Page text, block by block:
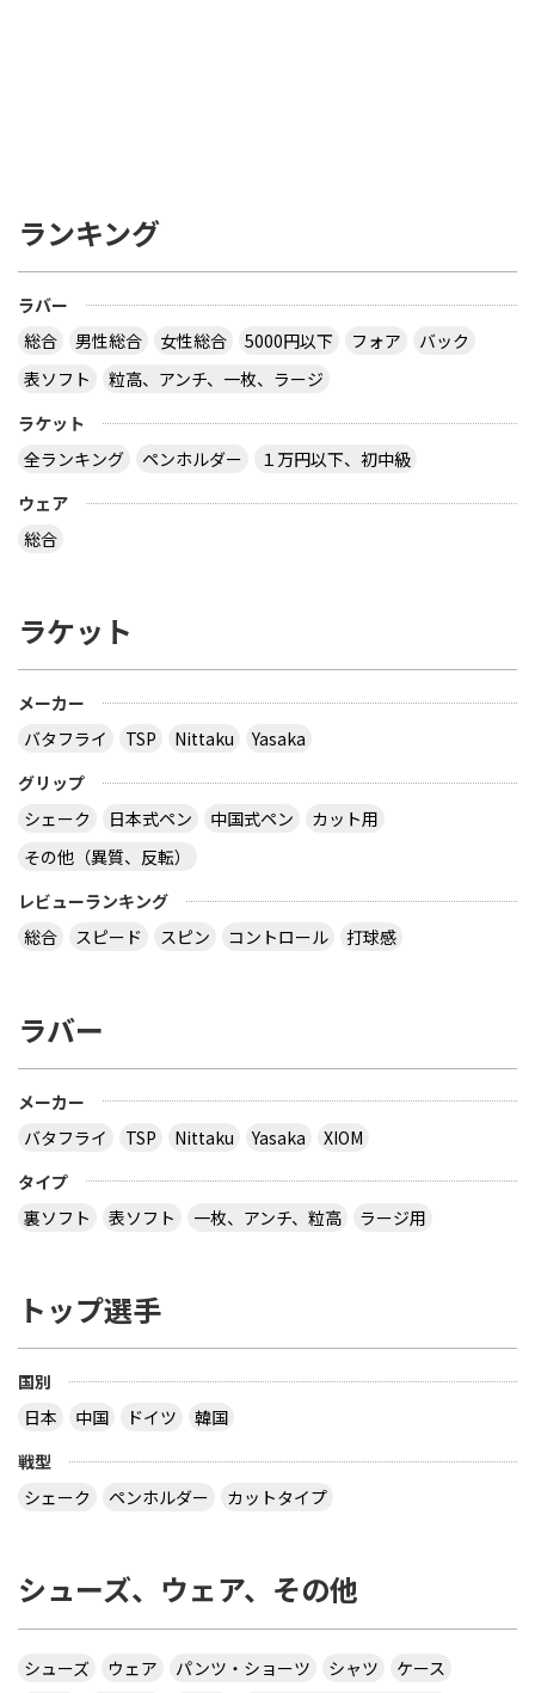
ランキング
ラバー
総合
男性総合 女性総合 5000円以下 フォア
バック
表ソフト
粒高、アンチ、一枚、ラージ
ラケット
全ランキング
ペンホルダー
１万円以下、初中級
ウェア
総合
ラケット
メーカー
バタフライ
TSP Nittaku
Yasaka
グリップ
シェーク
日本式ペン 中国式ペン
カット用
その他（異質、反転）
レビューランキング
総合
スピード スピン コントロール 打球感
ラバー
メーカー
バタフライ
TSP Nittaku Yasaka
XIOM
タイプ
裏ソフト
表ソフト 一枚、アンチ、粒高 ラージ用
トップ選手
国別
日本
中国 ドイツ
韓国
戦型
シェーク
ペンホルダー カットタイプ
シューズ、ウェア、その他
シューズ ウェア パンツ・ショーツ シャツ
ケース